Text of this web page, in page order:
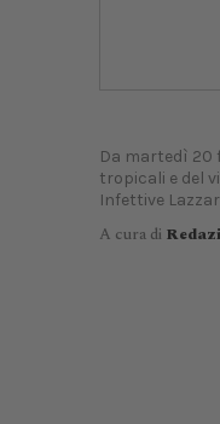
Da martedì 20
tropicali e del
Infettive
A cura di